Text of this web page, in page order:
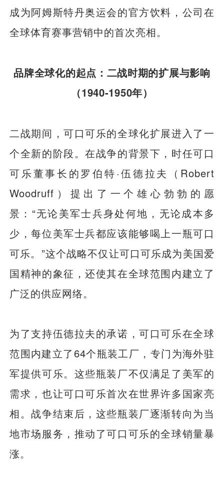
成为阿姆斯特丹奥运会的官方饮料，公司在
全球体育赛事营销中的首次亮相。
品牌全球化的起点：二战时期的扩展与影响
（1940-1950年）
二战期间，可口可乐的全球化扩展进入了一
个全新的阶段。在战争的背景下，时任可口
可乐董事长的罗伯特·伍德拉夫（Robert
Woodruff）提出了一个雄心勃勃的愿
景：“无论美军士兵身处何地，无论成本多
少，每位美军士兵都应该能够喝上一瓶可口
可乐。”这个战略不仅让可口可乐成为美国爱
国精神的象征，还使其在全球范围内建立了
广泛的供应网络。
为了支持伍德拉夫的承诺，可口可乐在全球
范围内建立了64个瓶装工厂，专门为海外驻
军提供可乐。这些瓶装厂不仅满足了美军的
需求，也让可口可乐首次在世界许多国家亮
相。战争结束后，这些瓶装厂逐渐转向为当
地市场服务，推动了可口可乐的全球销量暴
涨。